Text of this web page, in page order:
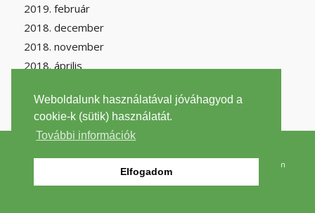
Weboldalunk használatával jóváhagyod a
cookie-k (sütik) használatát.
További információk
Elfogadom
2019. február
2018. december
2018. november
2018. április
Környezetvédelem